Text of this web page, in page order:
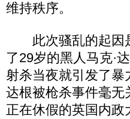
维持秩序。
此次骚乱的起因是
了29岁的黑人马克·
射杀当夜就引发了
达根被枪杀事件毫无
正在休假的英国内政